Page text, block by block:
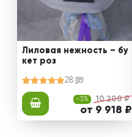
Лиловая нежность – бу
кет роз
28
-3% 10 200 ₽
от 9 918 ₽